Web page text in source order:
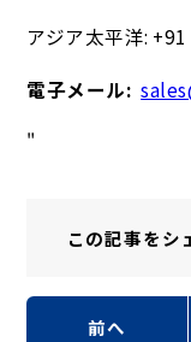
アジア太平洋:
電子メール:
"
この記事をシ
前へ